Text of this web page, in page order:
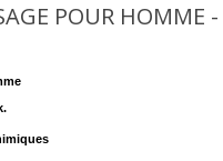
POUR HOMME